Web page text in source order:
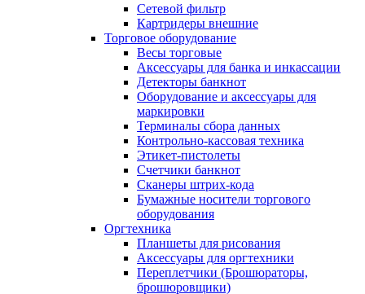
Сетевой фильтр
Картридеры внешние
Торговое оборудование
Весы торговые
Аксессуары для банка и инкассации
Детекторы банкнот
Оборудование и аксессуары для
маркировки
Терминалы сбора данных
Контрольно-кассовая техника
Этикет-пистолеты
Счетчики банкнот
Сканеры штрих-кода
Бумажные носители торгового
оборудования
Оргтехника
Планшеты для рисования
Аксессуары для оргтехники
Переплетчики (Брошюраторы,
брошюровщики)